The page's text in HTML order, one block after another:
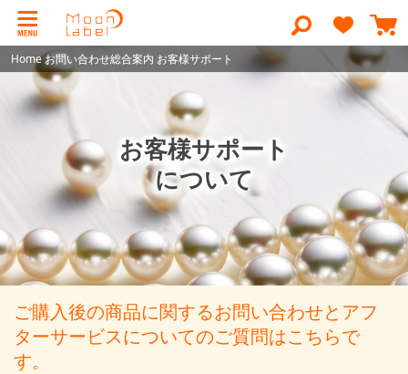
ン
テ
ツ
キ
検
索
Home お問い合わせ総合案内 お客様サポート
Home お問い合わせ総合案内 お客様サポート
お客様サポート
について
ご購入後の商品に関するお問い合わせと アフ
ターサービスについてのご質問はこちらで
す。